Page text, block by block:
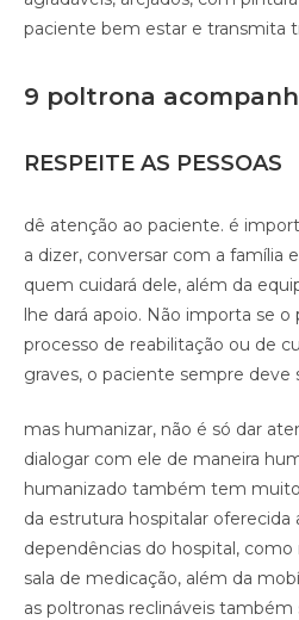
paciente bem estar e transmita
9 poltrona
RESPEITE AS PESSOAS
dê atenção ao paciente. é
a dizer, conversar com a família
quem cuidará dele, além da
lhe dará apoio. Não importa se
processo de reabilitação ou de
graves, o paciente sempre deve
mas humanizar, não é só dar
dialogar com ele de maneira
humanizado também tem
da estrutura hospitalar oferecida
dependências do hospital,
sala de medicação, além da
as poltronas reclináveis também